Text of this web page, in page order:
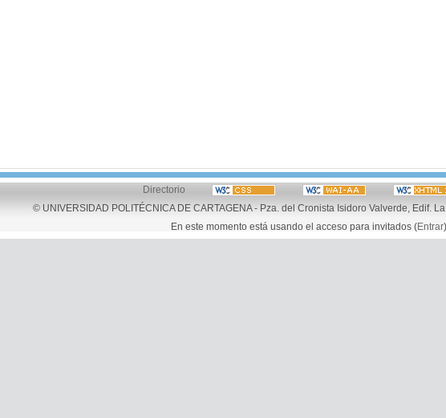
Directorio
© UNIVERSIDAD POLITÉCNICA DE CARTAGENA - Pza. del Cronista Isidoro Valverde, Edif.
En este momento está usando el acceso para invitados (Entrar)